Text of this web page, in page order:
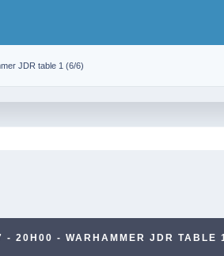
JDR table 1 (6/6)
- 20H00 - WARHAMMER JDR